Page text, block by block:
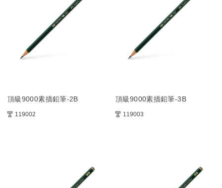
頂級9000素描鉛筆-2B
119002
頂級9000素描鉛筆-3B
119003